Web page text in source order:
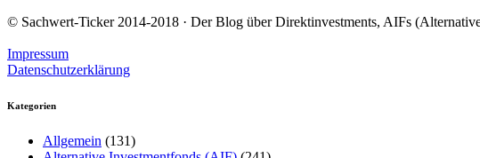
© Sachwert-Ticker 2014-2018 · Der Blog über Direktinvestments, AIFs
Impressum
Datenschutzerklärung
Kategorien
Allgemein (131)